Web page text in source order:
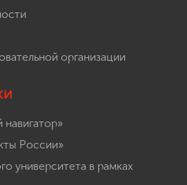
организации
России»
университета в рамках